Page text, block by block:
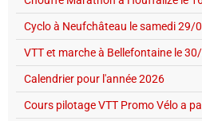
Cyclo à Neufchâteau le samedi 29/
VTT et marche à Bellefontaine le
Calendrier pour l'année 2026
Cours pilotage VTT Promo Vélo a